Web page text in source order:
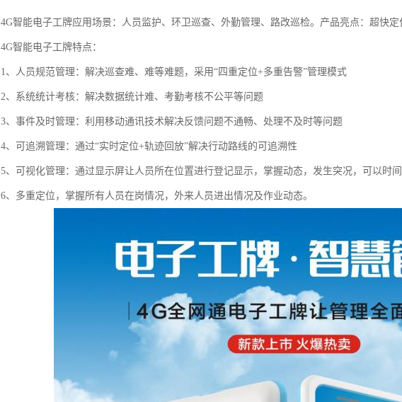
4G智能电子工牌应用场景：人员监护、环卫巡查、外勤管理、路改巡检。产品亮点：超快定
4G智能电子工牌特点：
1、人员规范管理：解决巡查难、难等难题，采用“四重定位+多重告警”管理模式
2、系统统计考核：解决数据统计难、考勤考核不公平等问题
3、事件及时管理：利用移动通讯技术解决反馈问题不通畅、处理不及时等问题
4、可追溯管理：通过“实时定位+轨迹回放”解决行动路线的可追溯性
5、可视化管理：通过显示屏让人员所在位置进行登记显示，掌握动态，发生突况，可以时间
6、多重定位，掌握所有人员在岗情况，外来人员进出情况及作业动态。